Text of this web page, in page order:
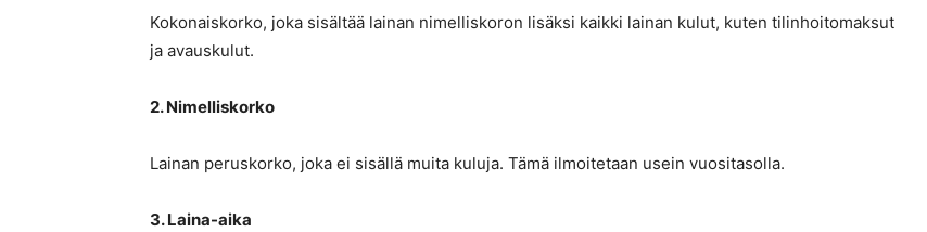
Kokonaiskorko, joka sisältää lainan nimelliskoron lisäksi kaikki lainan kulut, kuten tilinhoitomaksut
ja avauskulut.
2. Nimelliskorko
Lainan peruskorko, joka ei sisällä muita kuluja. Tämä ilmoitetaan usein vuositasolla.
3. Laina-aika